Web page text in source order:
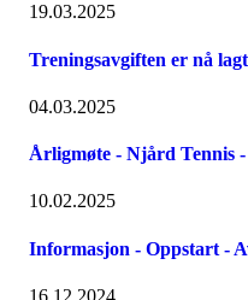
19.03.2025
Treningsavgiften er nå
04.03.2025
Årligmøte - Njård Tennis
10.02.2025
Informasjon - Oppstart -
16.12.2024